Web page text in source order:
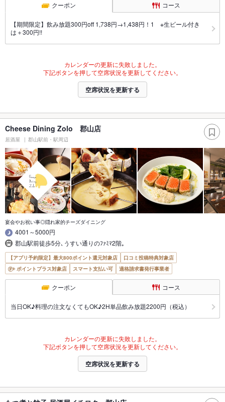
クーポン コース
【期間限定】飲み放題300円off 1,738円→1,438円！1 ※生ビール付き
は＋300円!!
カレンダーの更新に失敗しました。
下記ボタンを押して空席状況を更新してください。
空席状況を更新する
Cheese Dining Zolo 郡山店
居酒屋 郡山駅前・駅周辺
宴会やお祝い事◎隠れ家的チーズダイニング
4001～5000円
郡山駅前徒歩5分､うすい通りのﾌｧﾐﾏ2階｡
【アプリ予約限定】最大800ポイント還元対象店
口コミ投稿特典対象店
ポイントプラス対象店
スマート支払い可 適格請求書発行事業者
クーポン コース
当日OK♪料理の注文なくてもOK♪2H単品飲み放題2200円（税込）
カレンダーの更新に失敗しました。
下記ボタンを押して空席状況を更新してください。
空席状況を更新する